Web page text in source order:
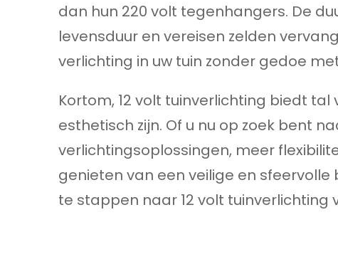
dan hun 220 volt tegenhangers. De
levensduur en vereisen zelden
verlichting in uw tuin zonder gedoe
Kortom, 12 volt tuinverlichting biedt
esthetisch zijn. Of u nu op zoek bent
verlichtingsoplossingen, meer
genieten van een veilige en
te stappen naar 12 volt tuinverlichting